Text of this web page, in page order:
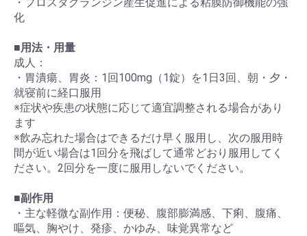
・プロスタグランジン産生促進による粘膜防御機能の強
化
■用法・用量
成人：
・胃潰瘍、胃炎：1回100mg（1錠）を1日3回、朝・夕・
就寝前に経口服用
※症状や疾患の状態に応じて適宜調整される場合があり
ます
※飲み忘れた場合はできるだけ早く服用し、次の服用時
間が近い場合は1回分を飛ばして通常どおり服用してく
ださい。2回分を一度に服用しないでください。
■副作用
・主な軽微な副作用：便秘、腹部膨満感、下痢、腹痛、
嘔気、胸やけ、発疹、かゆみ、味覚異常など